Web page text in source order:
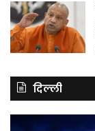
दिल्ली